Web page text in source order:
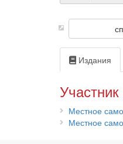
Издания
Местное
Местное